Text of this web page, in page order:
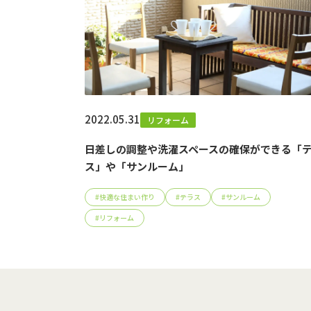
2022.05.31 リフォーム
日差しの調整や洗濯スペースの確保ができる「
ス」や「サンルーム」
#快適な住まい作り #テラス #サンルーム
#リフォーム